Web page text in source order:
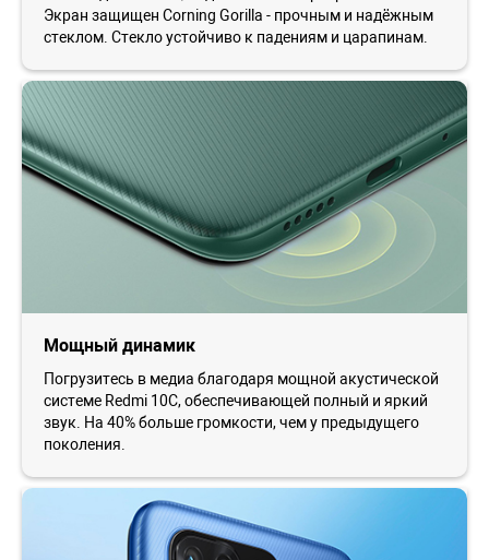
Экран защищен Corning Gorilla - прочным и надёжным
стеклом. Стекло устойчиво к падениям и царапинам.
Мощный динамик
Погрузитесь в медиа благодаря мощной акустической
системе Redmi 10C, обеспечивающей полный и яркий
звук. На 40% больше громкости, чем у предыдущего
поколения.